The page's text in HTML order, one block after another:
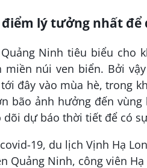
điểm lý tưởng nhất để
Ninh tiêu biểu cho
miền núi ven biển. Bởi
đây vào mùa hè, trong
bão ảnh hưởng đến
dõi dự báo thời tiết để có